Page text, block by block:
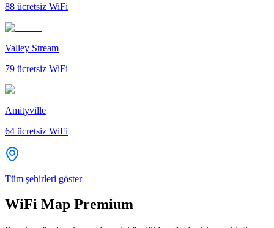
88 ücretsiz WiFi
Valley Stream
79 ücretsiz WiFi
Amityville
64 ücretsiz WiFi
Tüm şehirleri göster
WiFi Map Premium